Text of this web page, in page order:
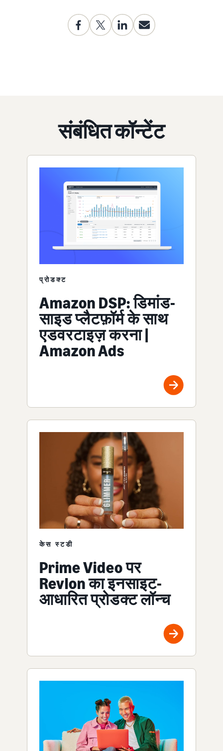
संबंधित कॉन्टेंट
प्रोडक्ट
Amazon DSP: डिमांड-
साइड प्लैटफ़ॉर्म के साथ
एडवरटाइज़ करना |
Amazon Ads
केस स्टडी
Prime Video पर
Revlon का इनसाइट-
आधारित प्रोडक्ट लॉन्च